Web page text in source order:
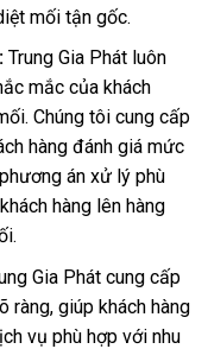
mối tận gốc.
Trung Gia Phát luôn
mắc của khách
Chúng tôi cung cấp
hàng đánh giá mức
án xử lý phù
hàng lên hàng
Gia Phát cung cấp
ràng, giúp khách hàng
vụ phù hợp với nhu